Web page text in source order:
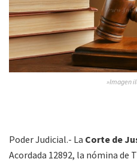
»Imagen
Poder Judicial.- La Corte de
Acordada 12892, la nómina de